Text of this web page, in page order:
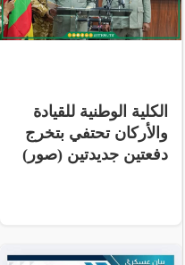
الكلية الوطنية للقيادة
والأركان تحتفي بتخرج
دفعتين جديدتين (صور)